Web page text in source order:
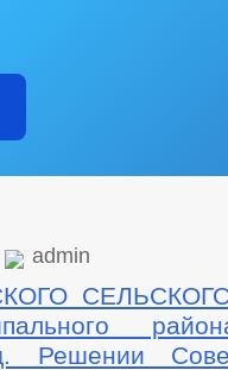
admin
Решении